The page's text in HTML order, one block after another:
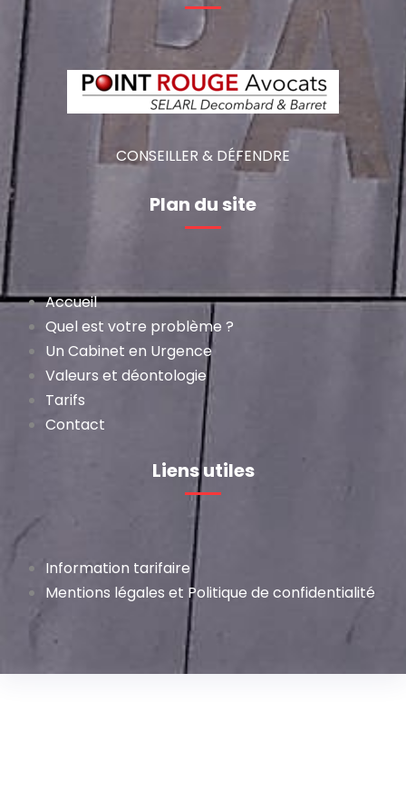
CONSEILLER & DÉFENDRE
Plan du site
Accueil
Quel est votre problème ?
Un Cabinet en Urgence
Valeurs et déontologie
Tarifs
Contact
Liens utiles
Information tarifaire
Mentions légales et Politique de confidentialité